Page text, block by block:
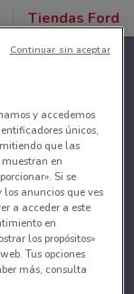
Tiendas Ford
y accedemos
únicos,
que las
en
Si se
anuncios que ves
a acceder a este
en
los propósitos»
Tus opciones
más, consulta
Continuar sin aceptar